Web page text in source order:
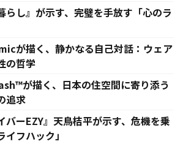
らし』が示す、完璧を手放す「心のラ
が描く、静かなる自己対話：ウェア
の哲学
が描く、日本の住空間に寄り添う
追求
バーEZY』天鳥桔平が示す、危機を乗
フハック」